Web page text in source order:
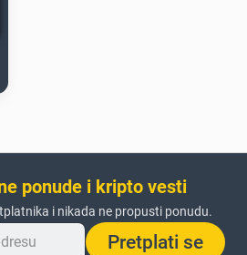
ponude i kripto vesti
i nikada ne propusti ponudu.
Pretplati se